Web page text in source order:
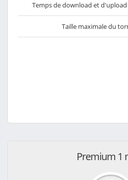
Temps de download et
Taille maximale du
Premium 1